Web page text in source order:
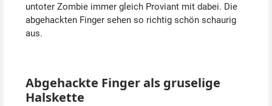
untoter Zombie immer gleich Proviant mit dabei. Die
abgehackten Finger sehen so richtig schön schaurig
aus.
Abgehackte Finger als gruselige
Halskette